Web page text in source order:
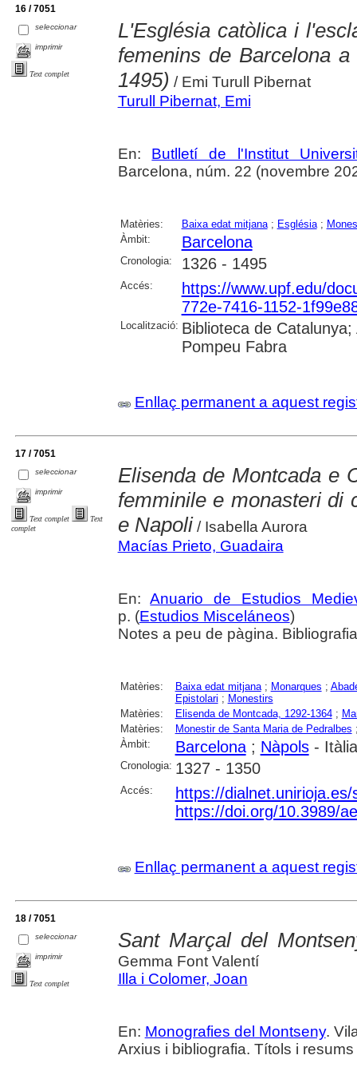
16 / 7051
seleccionar
imprimir
Text complet
L'Església catòlica i
femenins de Barcelona
1495) / Emi Turull Pibernat
Turull Pibernat, Emi
En: Butlletí de l'Institut
Barcelona, núm. 22 (novembre
Matèries: Baixa edat mitjana; Església;
Àmbit:
Barcelona
Cronologia: 1326 - 1495
Accés:
https://www.upf.edu/
772e-7416-1152-
Localització: Biblioteca de
Pompeu Fabra
Enllaç permanent a aquest
17 / 7051
seleccionar
imprimir
Text complet
Text
complet
Elisenda de Montcada e
femminile e monasteri di
e Napoli/ Isabella Aurora
Macías Prieto, Guadaira
En:Anuario de Estudios
p. (Estudios Misceláneos)
Notes a peu de pàgina.
Matèries: Baixa edat mitjana; Monarques ;
Epistolari ; Monestirs
Matèries:
Elisenda de Montcada, 1292-1364;
Matèries:
Monestir de Santa Maria de Pedralbes
Àmbit:
Barcelona; Nàpols-
Cronologia: 1327 - 1350
Accés:
https://
https://doi.org/10.3989/
Enllaç permanent a aquest
18 / 7051
seleccionar
imprimir
Text complet
Sant Marçal del
Gemma Font Valentí
Illa i Colomer, Joan
En: Monografies del Montseny.
Arxius i bibliografia. Títols i